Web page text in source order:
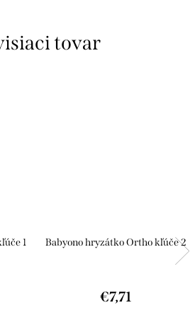
tovar
1 Babyono hryzátko Ortho kľúče 2
€7,71